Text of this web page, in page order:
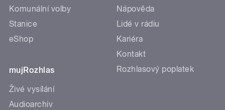
Komunální volby
Stanice
eShop
mujRozhlas
Živé vysílání
Audioarchiv
Nápověda
Lidé v rádiu
Kariéra
Kontakt
Rozhlasový poplatek